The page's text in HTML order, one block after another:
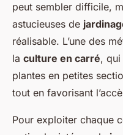
peut sembler difficile,
astucieuses de
réalisable. L’une des
la culture en carré, qui
plantes en petites
tout en favorisant
Pour exploiter chaque